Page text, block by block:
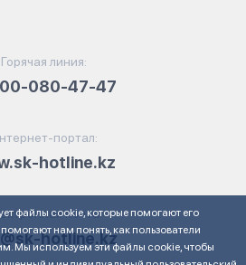
Горячая линия:
080-47-47
портал:
hotline.kz
почта:
hotline.kz
файлы cookie, которые помогают его
нам понять, как пользователи
Мы используем эти файлы cookie, чтобы